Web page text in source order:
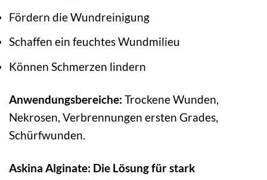
Fördern die Wundreinigung
Schaffen ein feuchtes Wundmilieu
Können Schmerzen lindern
Anwendungsbereiche: Trockene Wunden,
Nekrosen, Verbrennungen ersten Grades,
Schürfwunden.
Askina Alginate: Die Lösung für stark